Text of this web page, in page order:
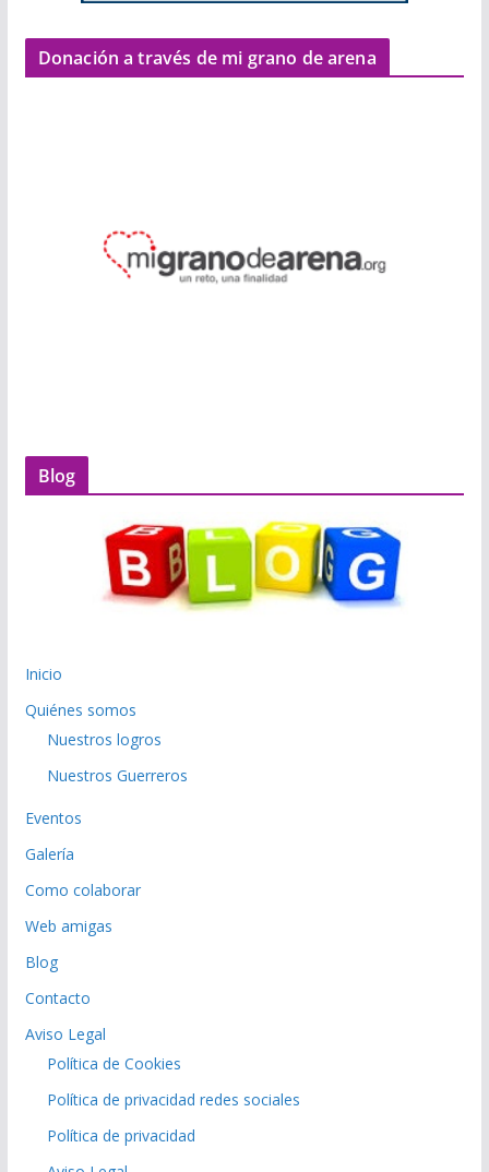
Donación a través de mi grano de arena
Blog
Inicio
Quiénes somos
Nuestros logros
Nuestros Guerreros
Eventos
Galería
Como colaborar
Web amigas
Blog
Contacto
Aviso Legal
Política de Cookies
Política de privacidad redes sociales
Política de privacidad